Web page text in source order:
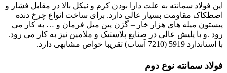
این فولاد سمانته به علت دارا بودن کرم و نیکل بالا در مقابل فشار و
اصطکاک مقاومت بسیار عالی دارد. برای ساخت انواع چرخ دنده
پیستون میله های هزار خار – گژن پین میل فرمان و … به کار می
رود .و با پلیش عالی در صنایع پلاستیک و ملامین نیز به کار می رود.
با استاندارد 5919 (7210 آساب) تقریبا خواص مشابهی دارد.
فولاد سمانته نوع دوم